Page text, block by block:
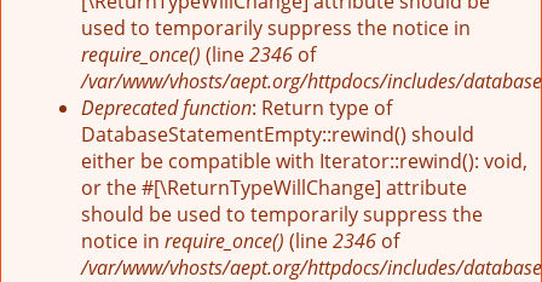
used to temporarily suppress the notice in
require_once() (line2346 of
/var/www/vhosts/aept.org/httpdocs/includes/
Deprecated function: Return type of
DatabaseStatementEmpty::rewind() should
either be compatible with Iterator::rewind(): void,
or the #[\ReturnTypeWillChange] attribute
should be used to temporarily suppress the
notice in require_once() (line2346 of
/var/www/vhosts/aept.org/httpdocs/includes/